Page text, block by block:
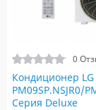
0
Кондиционер LG
PM09SP.NSJR0/
Серия Deluxe